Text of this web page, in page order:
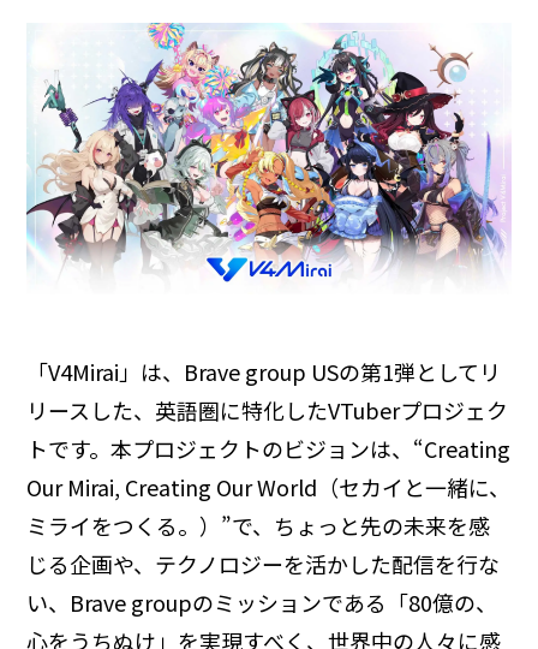
「V4Mirai」は、Brave group USの第1弾としてリ
リースした、英語圏に特化したVTuberプロジェク
トです。本プロジェクトのビジョンは、“Creating
Our Mirai, Creating Our World（セカイと一緒に、
ミライをつくる。）”で、ちょっと先の未来を感
じる企画や、テクノロジーを活かした配信を行な
い、Brave groupのミッションである「80億の、
心をうちぬけ」を実現すべく、世界中の人々に感